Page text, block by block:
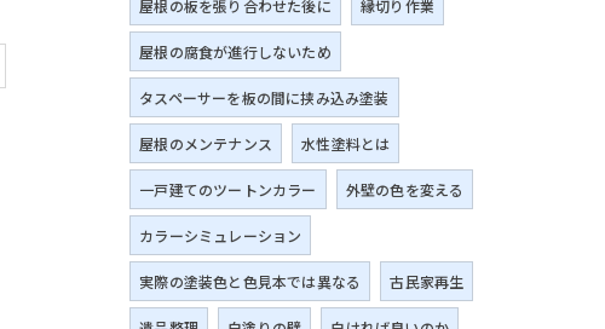
屋根の板を張り合わせた後に 縁切り作業
屋根の腐食が進行しないため
タスペーサーを板の間に挟み込み塗装
屋根のメンテナンス 水性塗料とは
一戸建てのツートンカラー 外壁の色を変える
カラーシミュレーション
実際の塗装色と色見本では異なる 古民家再生